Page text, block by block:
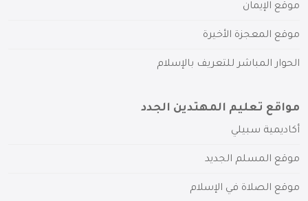
موقع الإيمان
موقع المعجزة الأخيرة
الحوار المباشر للتعريف بالإسلام
مواقع تعليم المهتدين الجدد
أكاديمية سبيلي
موقع المسلم الجديد
موقع الصلاة في الإسلام